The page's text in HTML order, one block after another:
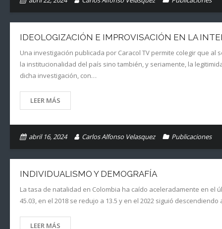
IDEOLOGIZACIÓN E IMPROVISACIÓN EN LA
Una investigación publicada por Caracol TV permite colegir que
la institucionalidad del país sino también, y seriamente, la
dicha investigación, con…
LEER MÁS
abril 16, 2024 Carlos Alfonso Velasquez Publicaciones
INDIVIDUALISMO Y DEMOGRAFÍA
La tasa de natalidad en Colombia ha caído aceleradamente en el
45.03, en el 2018 se redujo a 13.5 y en el 2022 siguió
LEER MÁS